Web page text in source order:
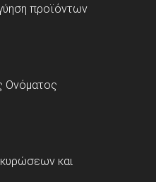
προϊόντων
Ονόματος
και